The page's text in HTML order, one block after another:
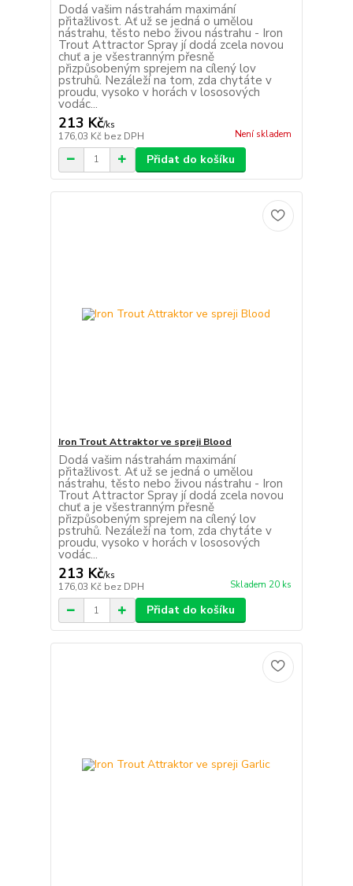
Dodá vašim nástrahám maximání
přitažlivost. Ať už se jedná o umělou
nástrahu, těsto nebo živou nástrahu - Iron
Trout Attractor Spray jí dodá zcela novou
chuť a je všestranným přesně
přizpůsobeným sprejem na cílený lov
pstruhů. Nezáleží na tom, zda chytáte v
proudu, vysoko v horách v lososových
vodác...
213 Kč/ks
176,03 Kč bez DPH Není skladem
Přidat do košíku
Iron Trout Attraktor ve spreji Blood
Dodá vašim nástrahám maximání
přitažlivost. Ať už se jedná o umělou
nástrahu, těsto nebo živou nástrahu - Iron
Trout Attractor Spray jí dodá zcela novou
chuť a je všestranným přesně
přizpůsobeným sprejem na cílený lov
pstruhů. Nezáleží na tom, zda chytáte v
proudu, vysoko v horách v lososových
vodác...
213 Kč/ks
176,03 Kč bez DPH Skladem 20 ks
Přidat do košíku